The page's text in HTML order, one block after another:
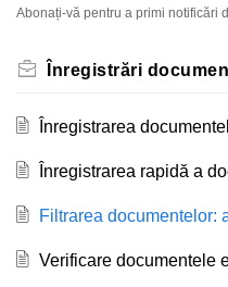
Abonați-vă pentru a primi notificări
Înregistrări
Înregistrarea
Înregistrarea rapidă a
Filtrarea documentelor:
Verificare documentele